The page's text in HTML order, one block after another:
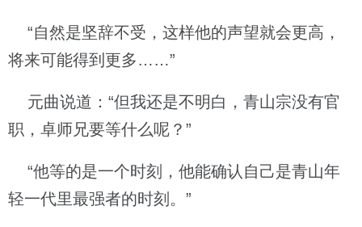
“自然是坚辞不受，这样他的声望就会更高，
将来可能得到更多……”
元曲说道：“但我还是不明白，青山宗没有官
职，卓师兄要等什么呢？”
“他等的是一个时刻，他能确认自己是青山年
轻一代里最强者的时刻。”